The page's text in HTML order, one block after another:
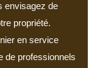
envisagez de
propriété.
en service
de professionnels